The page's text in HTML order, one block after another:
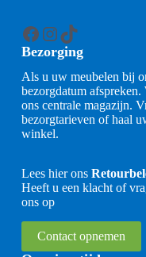
Facebook
Instagram
TikTok
Bezorging
Als u uw meubelen bij
bezorgdatum
ons centrale magazijn.
bezorgtarieven of haal
winkel.
Lees hier ons
Heeft u een klacht of
ons op
Contact opnemen